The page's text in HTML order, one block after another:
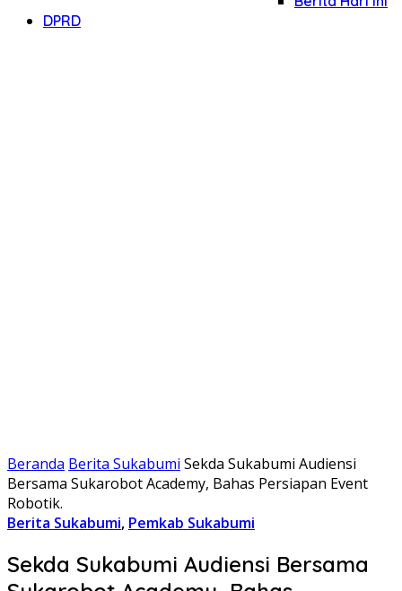
DPRD
Beranda Berita Sukabumi Sekda Sukabumi Audiensi
Bersama Sukarobot Academy, Bahas Persiapan Event
Robotik.
Berita Sukabumi, Pemkab Sukabumi
Sekda Sukabumi Audiensi Bersama